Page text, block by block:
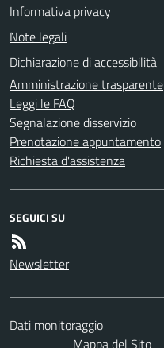
Informativa privacy
Note legali
Dichiarazione di accessibilità
Amministrazione trasparente
Leggi le FAQ
Segnalazione disservizio
Prenotazione appuntamento
Richiesta d'assistenza
SEGUICI SU
Newsletter
Dati monitoraggio
Mappa del Sito